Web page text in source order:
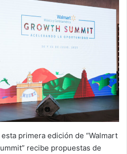
primera edición de “Walmart
recibe propuestas de